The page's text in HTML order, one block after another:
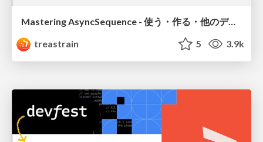
Mastering AsyncSequence - 使う・作る・他のデザインパターン（クロージャ、Delegate など）から移行する
treastrain
5 3.9k